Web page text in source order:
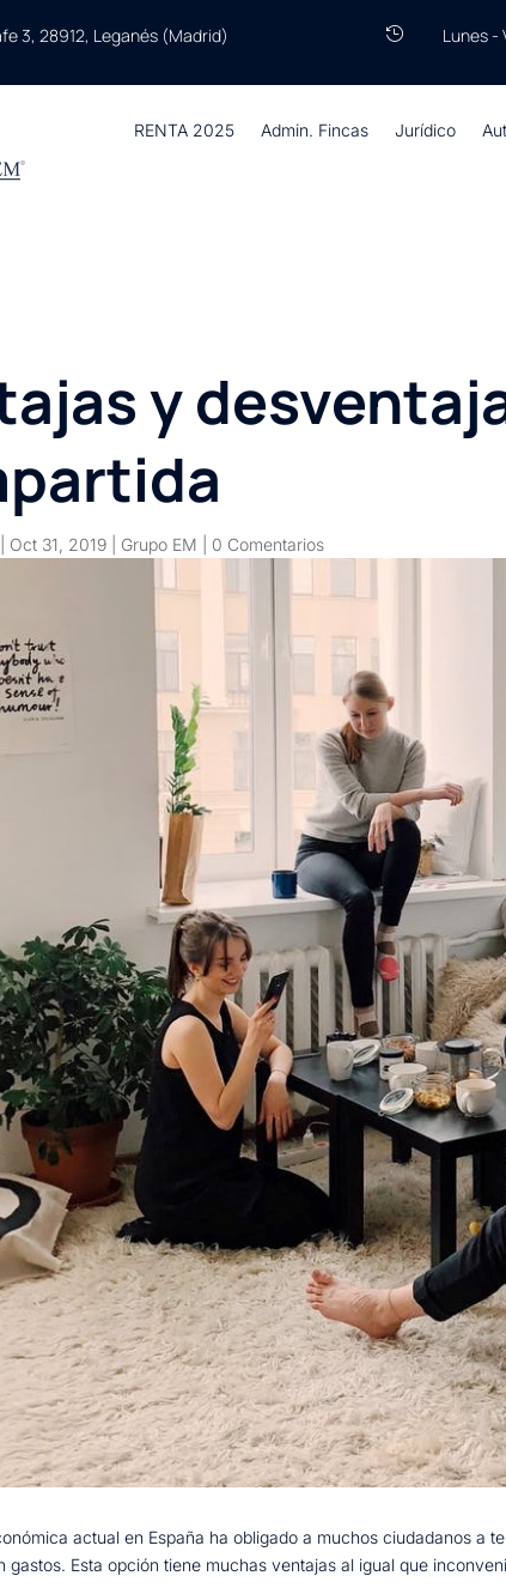
3, 28912, Leganés (Madrid)  Lunes -
RENTA 2025 Admin. Fincas Jurídico
y
Oct 31, 2019 Grupo EM 0 Comentarios
actual en España ha obligado a muchos ciudadanos a
gastos. Esta opción tiene muchas ventajas al igual que